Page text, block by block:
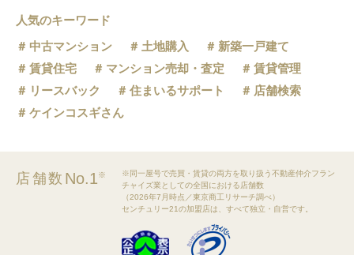
人気のキーワード
中古マンション
土地購入
新築一戸建て
賃貸住宅
マンション売却・査定
賃貸管理
リースバック
住まいるサポート
店舗検索
ケインコスギさん
店舗数 No.1※
※同一屋号で売買・賃貸の両方を取り扱う不動産仲介フラン
チャイズ業としての全国における店舗数
（2026年7月時点／東京商工リサーチ調べ）
センチュリー21の加盟店は、すべて独立・自営です。